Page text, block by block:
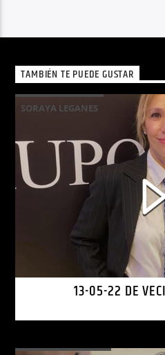
TAMBIÉN TE PUEDE GUSTAR
SORAYA LEGANES
13-05-22 DE